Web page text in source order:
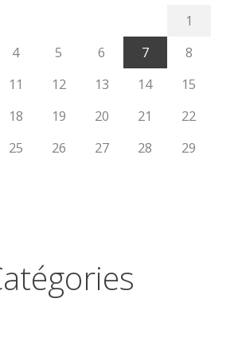
1
4 5 6 7
8
11 12 13 14
15
18 19 20 21
22
25 26 27 28
29